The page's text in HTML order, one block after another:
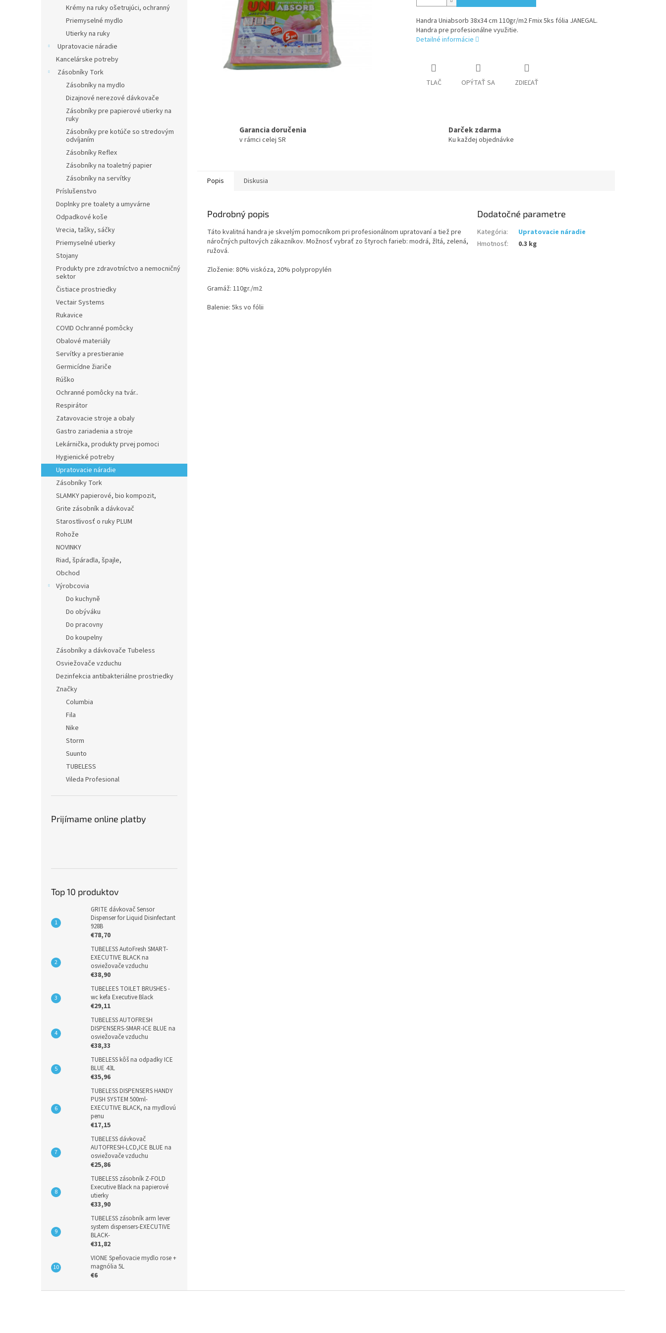
Krémy na ruky ošetrujúci, ochranný
Priemyselné mydlo
Utierky na ruky
Upratovacie náradie
Kancelárske potreby
Zásobníky Tork
Zásobníky na mydlo
Dizajnové nerezové dávkovače
Zásobníky pre papierové utierky na
ruky
Zásobníky pre kotúče so stredovým
odvíjaním
Zásobníky Reflex
Zásobníky na toaletný papier
Zásobníky na servítky
Príslušenstvo
Doplnky pre toalety a umyvárne
Odpadkové koše
Vrecia, tašky, sáčky
Priemyselné utierky
Stojany
Produkty pre zdravotníctvo a nemocničný
sektor
Čistiace prostriedky
Vectair Systems
Rukavice
COVID Ochranné pomôcky
Obalové materiály
Servítky a prestieranie
Germicídne žiariče
Rúško
Ochranné pomôcky na tvár..
Respirátor
Zatavovacie stroje a obaly
Gastro zariadenia a stroje
Lekárnička, produkty prvej pomoci
Hygienické potreby
Upratovacie náradie
Zásobníky Tork
SLAMKY papierové, bio kompozit,
Grite zásobník a dávkovač
Starostlivosť o ruky PLUM
Rohože
NOVINKY
Riad, špáradla, špajle,
Obchod
Výrobcovia
Do kuchyně
Do obýváku
Do pracovny
Do koupelny
Zásobníky a dávkovače Tubeless
Osviežovače vzduchu
Dezinfekcia antibakteriálne prostriedky
Značky
Columbia
Fila
Nike
Storm
Suunto
TUBELESS
Vileda Profesional
Prijímame online platby
Top 10 produktov
GRITE dávkovač Sensor
Dispenser for Liquid Disinfectant
928B
€78,70
TUBELESS AutoFresh SMART-
EXECUTIVE BLACK na
osviežovače vzduchu
€38,90
TUBELEES TOILET BRUSHES -
wc kefa Executive Black
€29,11
TUBELESS AUTOFRESH
DISPENSERS-SMAR-ICE BLUE na
osviežovače vzduchu
€38,33
TUBELESS kôš na odpadky ICE
BLUE 43L
€35,96
TUBELESS DISPENSERS HANDY
PUSH SYSTEM 500ml-
EXECUTIVE BLACK, na mydlovú
penu
€17,15
TUBELESS dávkovač
AUTOFRESH-LCD,ICE BLUE na
osviežovače vzduchu
€25,86
TUBELESS zásobník Z-FOLD
Executive Black na papierové
utierky
€33,90
TUBELESS zásobník arm lever
system dispensers-EXECUTIVE
BLACK-
€31,82
VIONE Speňovacie mydlo rose +
magnólia 5L
€6
Handra Uniabsorb 38x34 cm 110gr/m2 Fmix 5ks fólia JANEGAL.
Handra pre profesionálne využitie.
Detailné informácie
TLAČ OPÝTAŤ SA ZDIEĽAŤ
Garancia doručenia
v rámci celej SR
Darček zdarma
Ku každej objednávke
Popis Diskusia
Podrobný popis
Táto kvalitná handra je skvelým pomocníkom pri profesionálnom upratovaní a tiež pre
náročných pultových zákazníkov. Možnosť vybrať zo štyroch farieb: modrá, žltá, zelená,
ružová.
Zloženie: 80% viskóza, 20% polypropylén
Gramáž: 110gr./m2
Balenie: 5ks vo fólii
Dodatočné parametre
Kategória:
Upratovacie náradie
Hmotnosť: 0.3 kg